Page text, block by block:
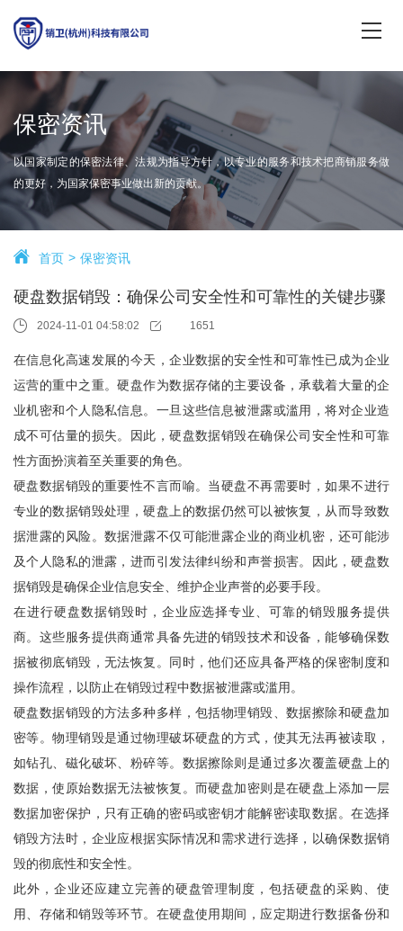
保密资讯
以国家制定的保密法律、法规为指导方针，以专业的服务和技术把商销服务做
的更好，为国家保密事业做出新的贡献。
首页 保密资讯
硬盘数据销毁：确保公司安全性和可靠性的关键步骤
2024-11-01 04:58:02 1651
在信息化高速发展的今天，企业数据的安全性和可靠性已成为企业
运营的重中之重。硬盘作为数据存储的主要设备，承载着大量的企
业机密和个人隐私信息。一旦这些信息被泄露或滥用，将对企业造
成不可估量的损失。因此，硬盘数据销毁在确保公司安全性和可靠
性方面扮演着至关重要的角色。
硬盘数据销毁的重要性不言而喻。当硬盘不再需要时，如果不进行
专业的数据销毁处理，硬盘上的数据仍然可以被恢复，从而导致数
据泄露的风险。数据泄露不仅可能泄露企业的商业机密，还可能涉
及个人隐私的泄露，进而引发法律纠纷和声誉损害。因此，硬盘数
据销毁是确保企业信息安全、维护企业声誉的必要手段。
在进行硬盘数据销毁时，企业应选择专业、可靠的销毁服务提供
商。这些服务提供商通常具备先进的销毁技术和设备，能够确保数
据被彻底销毁，无法恢复。同时，他们还应具备严格的保密制度和
操作流程，以防止在销毁过程中数据被泄露或滥用。
硬盘数据销毁的方法多种多样，包括物理销毁、数据擦除和硬盘加
密等。物理销毁是通过物理破坏硬盘的方式，使其无法再被读取，
如钻孔、磁化破坏、粉碎等。数据擦除则是通过多次覆盖硬盘上的
数据，使原始数据无法被恢复。而硬盘加密则是在硬盘上添加一层
数据加密保护，只有正确的密码或密钥才能解密读取数据。在选择
销毁方法时，企业应根据实际情况和需求进行选择，以确保数据销
毁的彻底性和安全性。
此外，企业还应建立完善的硬盘管理制度，包括硬盘的采购、使
用、存储和销毁等环节。在硬盘使用期间，应定期进行数据备份和